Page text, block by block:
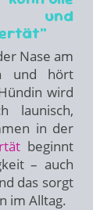
und
Nase am
und hört
wird
launisch,
in der
beginnt
– auch
das sorgt
im Alltag.